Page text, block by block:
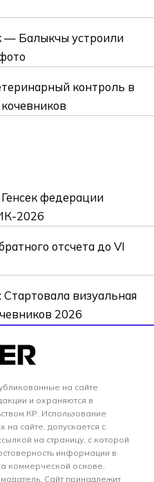
— Балыкчы устроили
контроль в
федерации
2026
отсчета до VI
визуальная
2026
на сайте
и охраняются в
КР. Использование
сайте, допускается с
на страницу, с которой
информации в
коммерческой основе,
Сайт принадлежит